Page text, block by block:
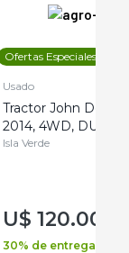
Ofertas Especiales
Usado
Tractor John Deere
2014, 4WD, DUAL
Isla Verde
U$ 120.000
30% de entrega +